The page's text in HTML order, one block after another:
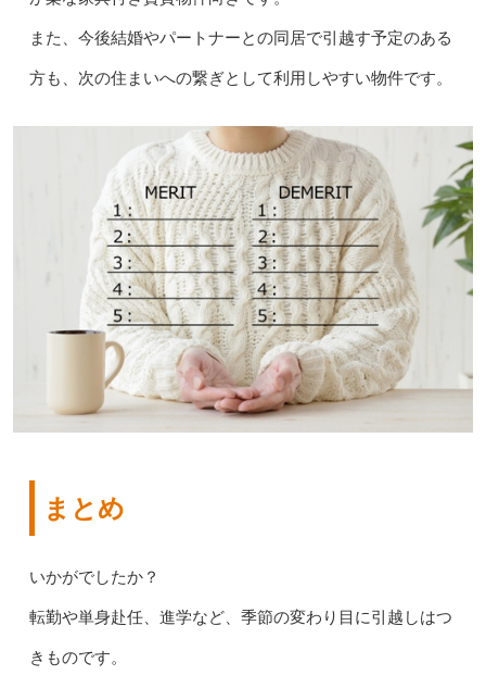
また、今後結婚やパートナーとの同居で引越す予定のある
方も、次の住まいへの繋ぎとして利用しやすい物件です。
まとめ
いかがでしたか？
転勤や単身赴任、進学など、季節の変わり目に引越しはつ
きものです。